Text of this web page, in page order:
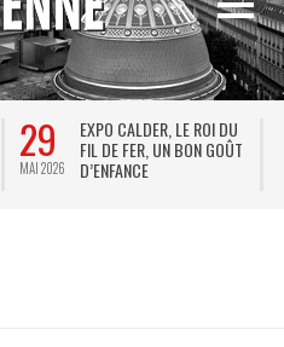
29
MAI 2026
EXPO CALDER, LE ROI DU
FIL DE FER, UN BON GOÛT
D’ENFANCE